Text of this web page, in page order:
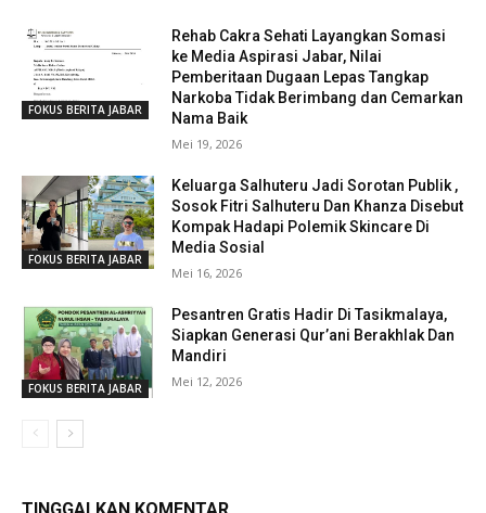
FOKUS BERITA JABAR
Rehab Cakra Sehati Layangkan Somasi
ke Media Aspirasi Jabar, Nilai
Pemberitaan Dugaan Lepas Tangkap
Narkoba Tidak Berimbang dan Cemarkan
Nama Baik
Mei 19, 2026
FOKUS BERITA JABAR
Keluarga Salhuteru Jadi Sorotan Publik ,
Sosok Fitri Salhuteru Dan Khanza Disebut
Kompak Hadapi Polemik Skincare Di
Media Sosial
Mei 16, 2026
FOKUS BERITA JABAR
Pesantren Gratis Hadir Di Tasikmalaya,
Siapkan Generasi Qur’ani Berakhlak Dan
Mandiri
Mei 12, 2026